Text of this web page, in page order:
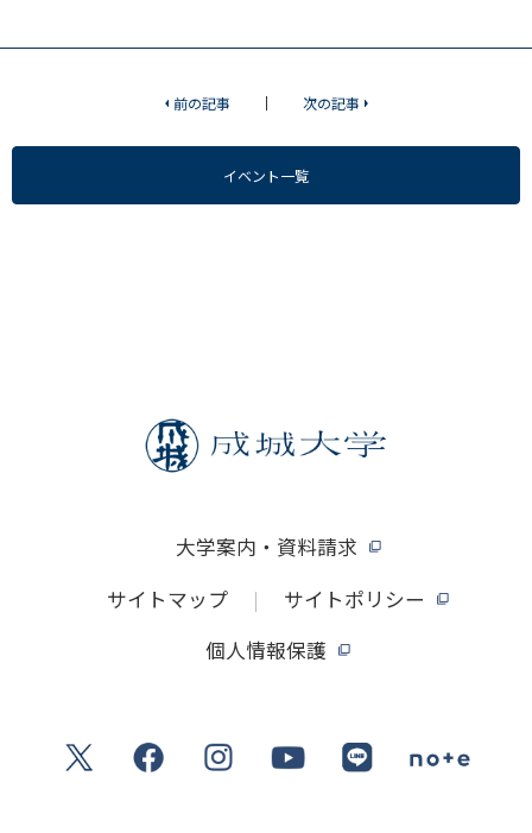
前の記事 次の記事
イベント一覧
大学案内・資料請求
サイトマップ
サイトポリシー
個人情報保護